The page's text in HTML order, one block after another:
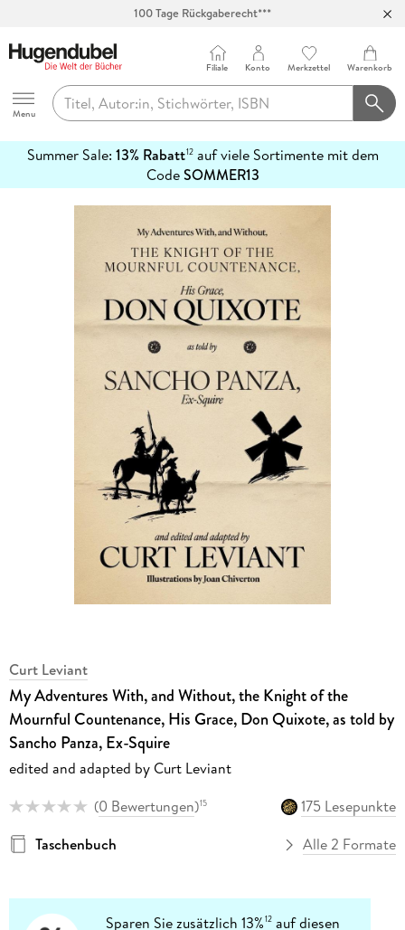
100 Tage Rückgaberecht***
Hugendubel
Menu
Filiale Konto Merkzettel Warenkorb
Summer Sale: 13% Rabatt12auf viele Sortimente mit dem
CodeSOMMER13
erfahren
Curt Leviant
My Adventures With, and Without, the Knight of the
Mournful Countenance, His Grace, Don Quixote, as told by
Sancho Panza, Ex-Squire
edited and adapted by Curt Leviant
(0 Bewertungen)15
175 Lesepunkte
Taschenbuch
Alle 2 Formate
Sparen Sie zusätzlich 13%12 auf diesen